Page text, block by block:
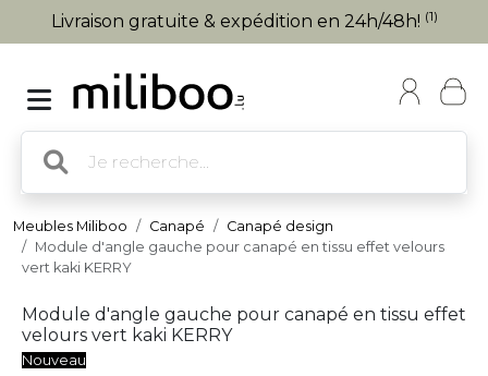
Livraison gratuite & expédition en 24h/48h! (1)
Meubles Miliboo Canapé
Canapé design
Module d'angle gauche pour canapé en tissu effet velours
vert kaki KERRY
Module d'angle gauche pour canapé en tissu effet
velours vert kaki KERRY
Nouveau